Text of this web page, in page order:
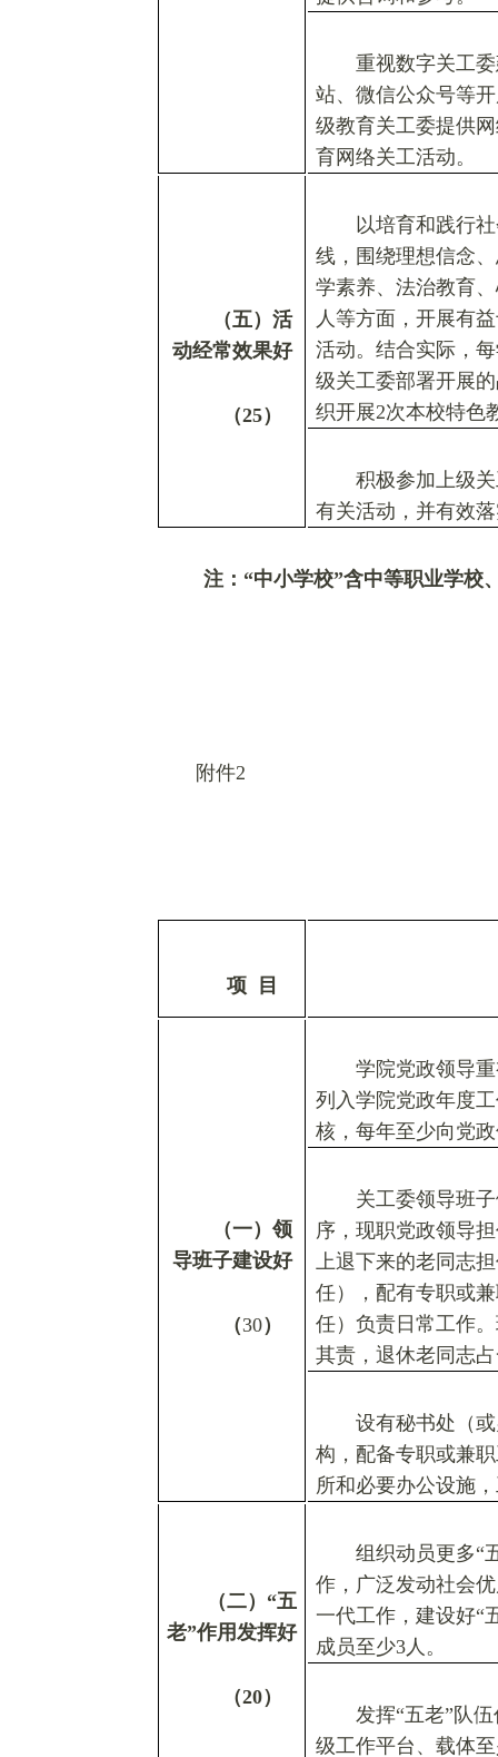
重视数字关工
站、微信公众号等
级教育关工委提供
育网络关工活动。
（五）活
动经常效果好
（25）
以培育和践行
线，围绕理想信念
学素养、法治教育
人等方面，开展有
活动。结合实际，
级关工委部署开展
织开展2次本校特色
积极参加上级
有关活动，并有效
注： “中小学校”含中等职业学校
附件2
项 目
（一）领
导班子建设好
（30）
学院党政领导
列入学院党政年度
核，每年至少向党
关工委领导班
序，现职党政领导
上退下来的老同志
任），配有专职或
任）负责日常工作
其责，退休老同志
设有秘书处（
构，配备专职或兼
所和必要办公设施
（二） “五
老”作用发挥好
（20）
组织动员更多“
作，广泛发动社会
一代工作，建设好“
成员至少3人。
发挥“五老”队
级工作平台、载体